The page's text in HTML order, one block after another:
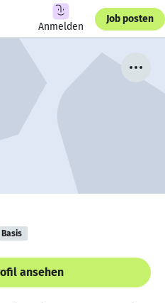
Anmelden
Job posten
Basis
ansehen